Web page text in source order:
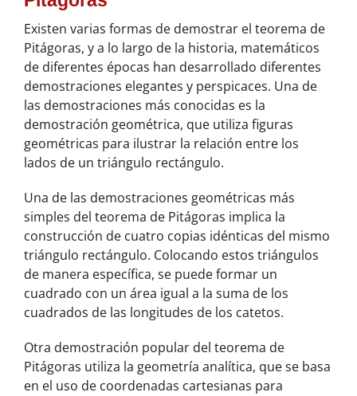
Existen varias formas de demostrar el teorema de
Pitágoras, y a lo largo de la historia, matemáticos
de diferentes épocas han desarrollado diferentes
demostraciones elegantes y perspicaces. Una de
las demostraciones más conocidas es la
demostración geométrica, que utiliza figuras
geométricas para ilustrar la relación entre los
lados de un triángulo rectángulo.
Una de las demostraciones geométricas más
simples del teorema de Pitágoras implica la
construcción de cuatro copias idénticas del mismo
triángulo rectángulo. Colocando estos triángulos
de manera específica, se puede formar un
cuadrado con un área igual a la suma de los
cuadrados de las longitudes de los catetos.
Otra demostración popular del teorema de
Pitágoras utiliza la geometría analítica, que se basa
en el uso de coordenadas cartesianas para